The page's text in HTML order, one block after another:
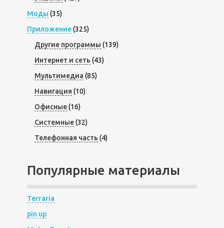
Моды (35)
Приложение(325)
Другие программы (139)
Интернет и сеть (43)
Мультимедиа (85)
Навигация (10)
Офисные(16)
Системные(32)
Телефонная часть (4)
Популярные материалы
Terraria
pin up